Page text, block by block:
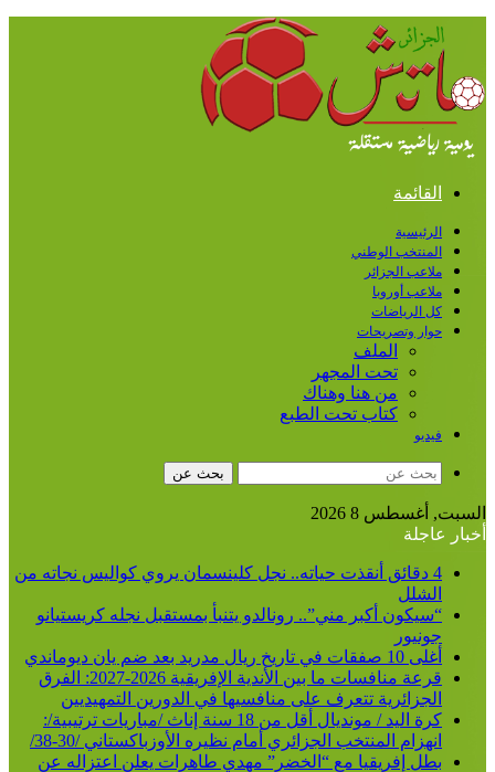
القائمة
الرئيسية
المنتخب الوطني
ملاعب الجزائر
ملاعب أوروبا
كل الرياضات
حوار وتصريحات
الملف
تحت المجهر
من هنا وهناك
كتاب تحت الطبع
فيديو
بحث عن
السبت, أغسطس 8 2026
أخبار عاجلة
4 دقائق أنقذت حياته.. نجل كلينسمان يروي كواليس نجاته من
الشلل
“سيكون أكبر مني”.. رونالدو يتنبأ بمستقبل نجله كريستيانو
جونيور
أغلى 10 صفقات في تاريخ ريال مدريد بعد ضم يان ديوماندي
قرعة منافسات ما بين الأندية الإفريقية 2026-2027: الفرق
الجزائرية تتعرف على منافسيها في الدورين التمهيديين
كرة اليد / مونديال أقل من 18 سنة إناث /مباريات ترتيبية/:
انهزام المنتخب الجزائري أمام نظيره الأوزباكستاني /30-38/
بطل إفريقيا مع “الخضر” مهدي طاهرات يعلن اعتزاله عن